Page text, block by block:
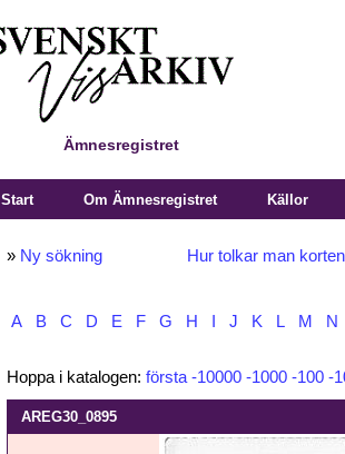
Ämnesregistret
Start Om Ämnesregistret Källor
» Ny sökning Hur tolkar man
A B C D E F G H J K L M N
Hoppa i katalogen: första -10000 -1000 -100 -
AREG30_0895